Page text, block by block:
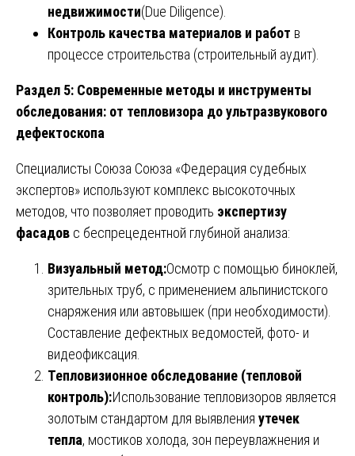
недвижимости(Due Diligence).
Контроль качества материалов и работ в
процессе строительства (строительный аудит).
Раздел 5: Современные методы и инструменты
обследования: от тепловизора до ультразвукового
дефектоскопа
Специалисты Союза Союза «Федерация судебных
экспертов» используют комплекс высокоточных
методов, что позволяет проводить экспертизу
фасадов с беспрецедентной глубиной анализа:
Визуальный метод:Осмотр с помощью биноклей,
зрительных труб, с применением альпинистского
снаряжения или автовышек (при необходимости).
Составление дефектных ведомостей, фото- и
видеофиксация.
Тепловизионное обследование (тепловой
контроль):Использование тепловизоров является
золотым стандартом для выявления утечек
тепла, мостиков холода, зон переувлажнения и